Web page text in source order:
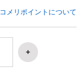
コメリポイントについて